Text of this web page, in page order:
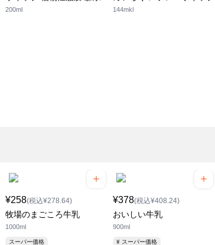
200ml 144mkl
¥258(税込¥278.64)
牧場のまごころ牛乳
1000ml
スーパー価格
¥378(税込¥408.24)
おいしい牛乳
900ml
¥ スーパー価格